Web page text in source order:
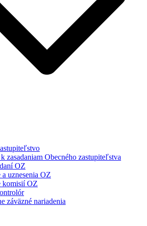
zasadaniam Obecného zastupiteľstva
OZ
uznesenia OZ
komisií OZ
záväzné nariadenia